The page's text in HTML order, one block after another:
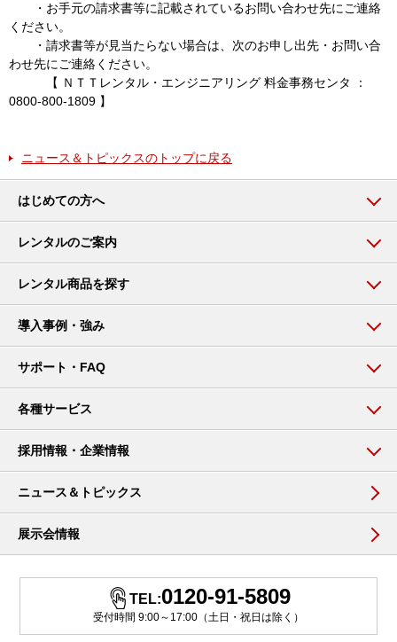
・お手元の請求書等に記載されているお問い合わせ先にご連絡
ください。
・請求書等が見当たらない場合は、次のお申し出先・お問い合
わせ先にご連絡ください。
【 ＮＴＴレンタル・エンジニアリング 料金事務センタ ：
0800-800-1809 】
ニュース＆トピックスのトップに戻る
はじめての方へ
レンタルのご案内
レンタル商品を探す
導入事例・強み
サポート・FAQ
各種サービス
採用情報・企業情報
ニュース＆トピックス
展示会情報
TEL:0120-91-5809
受付時間 9:00～17:00（土日・祝日は除く）